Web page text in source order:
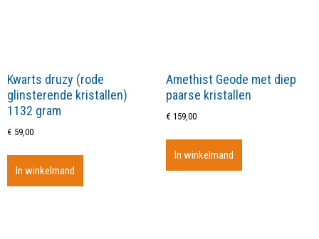
Kwarts druzy (rode
glinsterende kristallen)
1132 gram
€ 59,00
In winkelmand
Amethist Geode met diep
paarse kristallen
€ 159,00
In winkelmand